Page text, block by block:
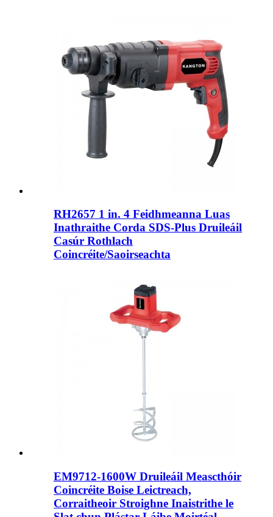
RH2657 1 in. 4 Feidhmeanna Luas
Inathraithe Corda SDS-Plus Druileáil
Casúr Rothlach
Coincréite/Saoirseachta
EM9712-1600W Druileáil Meascthóir
Coincréite Boise Leictreach,
Corraitheoir Stroighne Inaistrithe le